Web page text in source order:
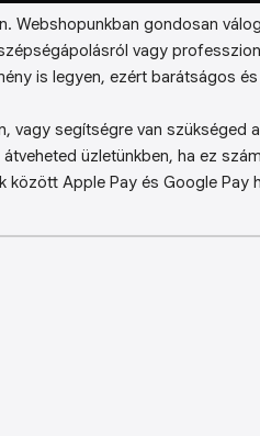
Webshopunkban gondosan
vagy
is legyen, ezért barátságos
vagy segítségre van szükséged
üzletünkben, ha ez
Apple Pay és Google Pay